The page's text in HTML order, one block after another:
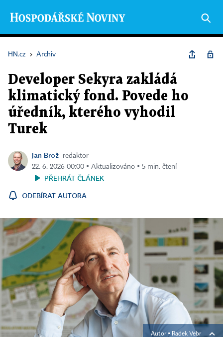
HN.cz › Archiv
Developer Sekyra zakládá
klimatický fond. Povede ho
úředník, kterého vyhodil
Turek
Jan Brož
redaktor
22. 6. 2026 00:00 ▪ Aktualizováno ▪ 5 min. čtení
PŘEHRÁT ČLÁNEK
ODEBÍRAT AUTORA
Autor ▪ Radek Vebr